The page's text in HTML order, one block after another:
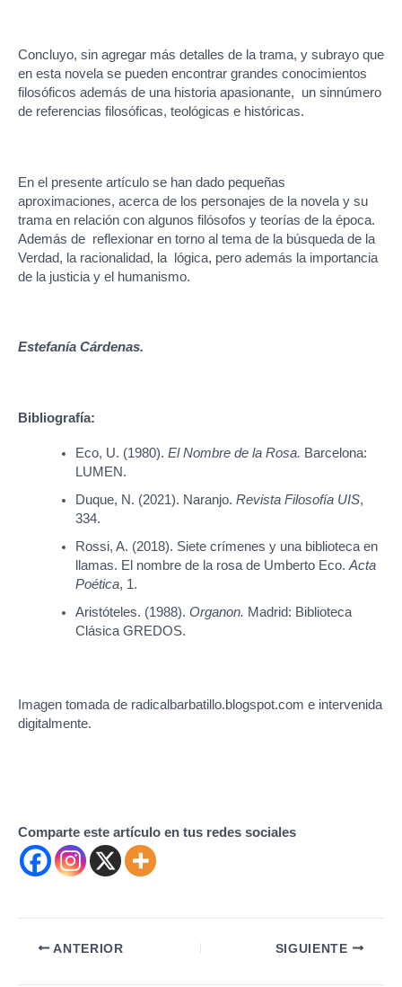
Concluyo, sin agregar más detalles de la trama, y subrayo que
en esta novela se pueden encontrar grandes conocimientos
filosóficos además de una historia apasionante, un sinnúmero
de referencias filosóficas, teológicas e históricas.
En el presente artículo se han dado pequeñas
aproximaciones, acerca de los personajes de la novela y su
trama en relación con algunos filósofos y teorías de la época.
Además de reflexionar en torno al tema de la búsqueda de la
Verdad, la racionalidad, la lógica, pero además la importancia
de la justicia y el humanismo.
Estefanía Cárdenas.
Bibliografía:
Eco, U. (1980). El Nombre de la Rosa. Barcelona:
LUMEN.
Duque, N. (2021). Naranjo. Revista Filosofía UIS,
334.
Rossi, A. (2018). Siete crímenes y una biblioteca en
llamas. El nombre de la rosa de Umberto Eco. Acta
Poética, 1.
Aristóteles. (1988). Organon. Madrid: Biblioteca
Clásica GREDOS.
Imagen tomada de radicalbarbatillo.blogspot.com e intervenida
digitalmente.
Comparte este artículo en tus redes sociales
Navegación
ANTERIOR SIGUIENTE